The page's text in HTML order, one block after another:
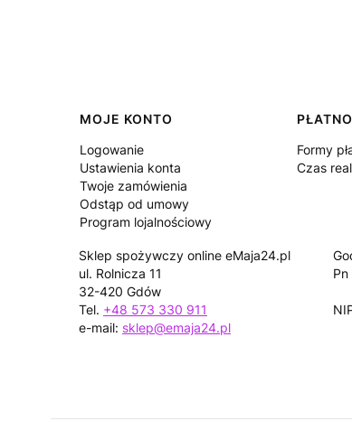
Linki w stopce
MOJE KONTO
Logowanie
Ustawienia konta
Twoje zamówienia
Odstąp od umowy
Program lojalnościowy
Formy
Czas
Sklep spożywczy online eMaja24.pl
ul. Rolnicza 11
32-420 Gdów
Tel. +48 573 330 911
e-mail: sklep@emaja24.pl